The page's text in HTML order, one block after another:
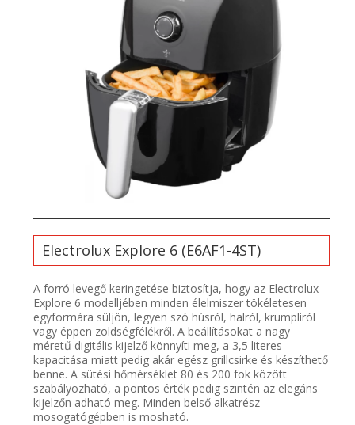
Electrolux Explore 6 (E6AF1-4ST)
A forró levegő keringetése biztosítja, hogy az Electrolux
Explore 6 modelljében minden élelmiszer tökéletesen
egyformára süljön, legyen szó húsról, halról, krumpliról
vagy éppen zöldségfélékről. A beállításokat a nagy
méretű digitális kijelző könnyíti meg, a 3,5 literes
kapacitása miatt pedig akár egész grillcsirke és készíthető
benne. A sütési hőmérséklet 80 és 200 fok között
szabályozható, a pontos érték pedig szintén az elegáns
kijelzőn adható meg. Minden belső alkatrész
mosogatógépben is mosható.